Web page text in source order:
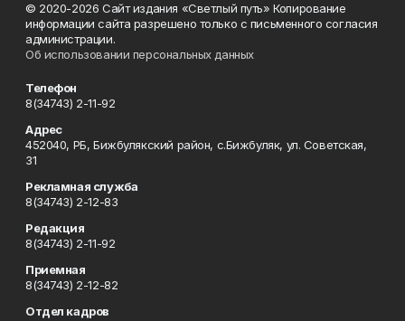
© 2020-2026 Сайт издания «Светлый путь» Копирование
информации сайта разрешено только с письменного согласия
администрации.
Об использовании персональных данных
Телефон
8(34743) 2-11-92
Адрес
452040, РБ, Бижбулякский район, с.Бижбуляк, ул. Советская,
31
Рекламная служба
8(34743) 2-12-83
Редакция
8(34743) 2-11-92
Приемная
8(34743) 2-12-82
Отдел кадров